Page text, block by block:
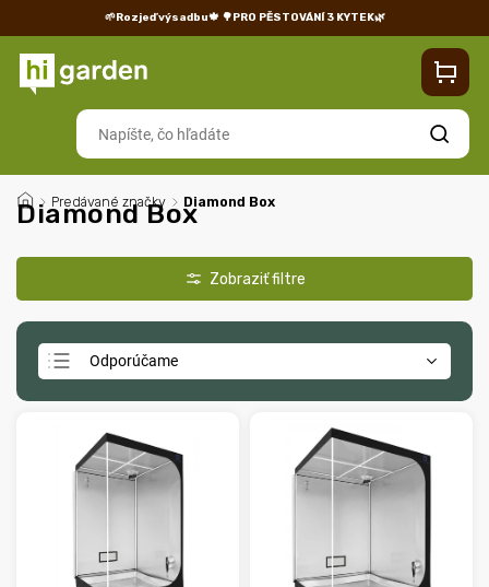
🌱Rozjeď výsadbu🍁 🌳PRO PĚSTOVÁNÍ 3 KYTEK🌿
Vrátenie/reklamácia
Hľadať
/ Predávané značky / Diamond Box
Diamond Box
Odporúčame
Najdrahšie
Najpredávanejšie